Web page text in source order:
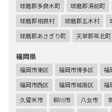
球磨郡多良木町
球磨郡湯前町
球磨郡相良村
球磨郡五木村
球磨郡あさぎり町
天草郡苓北町
福岡県
福岡市東区 福岡市博多区 福
福岡市西区
福岡市城南区 福
久留米市
柳川市 八女市